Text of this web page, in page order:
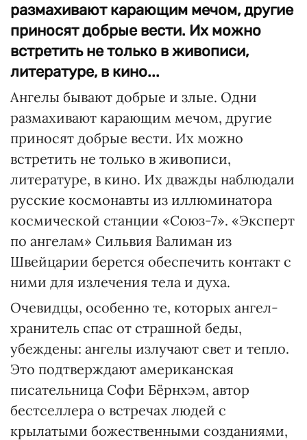
размахивают карающим мечом, другие
приносят добрые вести. Их можно
встретить не только в живописи,
литературе, в кино...
Ангелы бывают добрые и злые. Одни
размахивают карающим мечом, другие
приносят добрые вести. Их можно
встретить не только в живописи,
литературе, в кино. Их дважды наблюдали
русские космонавты из иллюминатора
космической станции «Союз-7». «Эксперт
по ангелам» Сильвия Валиман из
Швейцарии берется обеспечить контакт с
ними для излечения тела и духа.
Очевидцы, особенно те, которых ангел-
хранитель спас от страшной беды,
убеждены: ангелы излучают свет и тепло.
Это подтверждают американская
писательница Софи Бёрнхэм, автор
бестселлера о встречах людей с
крылатыми божественными созданиями,